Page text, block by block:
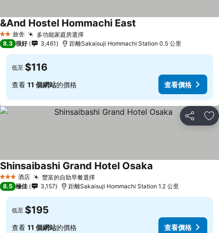
2 星級旅舍 多功能家庭房選擇查看價格
&And Hostel Hommachi East
8.3 很好 3,461 距離Sakaisuji Hommachi Station 0.5 公里
低至 $116
查看 11 個網站的價格 查看價格
分享 放
3 星級 酒店 豐富的自助早餐選擇查看價格
Shinsaibashi Grand Hotel Osaka
8.5 極佳 3,157 距離Sakaisuji Hommachi Station 1.2 公里
低至 $195
查看 11 個網站的價格 查看價格